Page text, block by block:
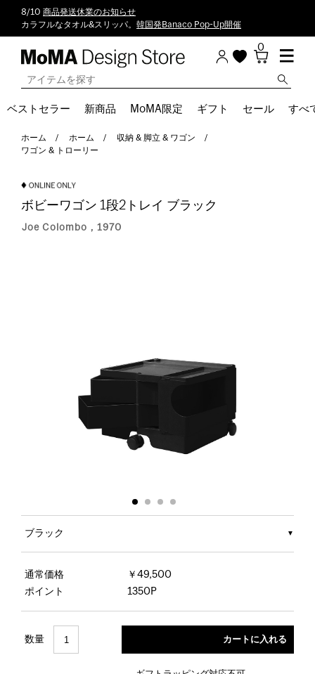
8/10 商品発送休業のお知らせ
カラフルなタオル&スリッパ。 韓国発Banaco Pop-Up開催
0
ベストセラー 新商品 MoMA限定 ギフト セール すべ
ホーム ホーム
収納 & 脚立 & ワゴン
ワゴン & トローリー
ボビーワゴン 1段2トレイ ブラック
Joe Colombo，1970
ブラック
通常価格
￥49,500
ポイント
1350P
数量